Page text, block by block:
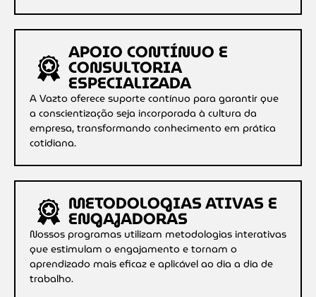
APOIO CONTÍNUO E
CONSULTORIA
ESPECIALIZADA
A Vazto oferece suporte contínuo para garantir que
a conscientização seja incorporada à cultura da
empresa, transformando conhecimento em prática
cotidiana.
METODOLOGIAS ATIVAS E
ENGAJADORAS
Nossos programas utilizam metodologias interativas
que estimulam o engajamento e tornam o
aprendizado mais eficaz e aplicável ao dia a dia de
trabalho.